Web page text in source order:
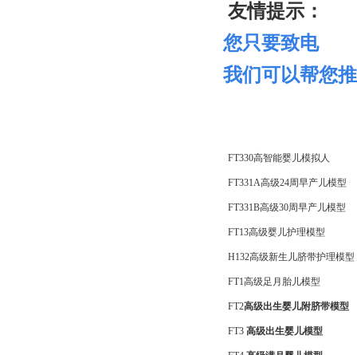
友情提示：
您只要致电
我们可以帮您
FT330高智能婴儿模拟人
FT331A高级24周早产儿模型
FT331B高级30周早产儿模型
FT13高级婴儿护理模型
H132高级新生儿脐带护理模型
FT1高级足月胎儿模型
FT2高级出生婴儿附脐带模型
FT3 高级出生婴儿模型